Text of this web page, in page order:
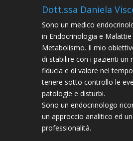
Dott.ssa Daniela
Sono un medico
in Endocrinologia e Malattie
Metabolismo. Il mio
di stabilire con i pazienti un
fiducia e di valore nel
tenere sotto controllo le
patologie e disturbi.
Sono un endocrinologo
un approccio analitico ed
professionalità.